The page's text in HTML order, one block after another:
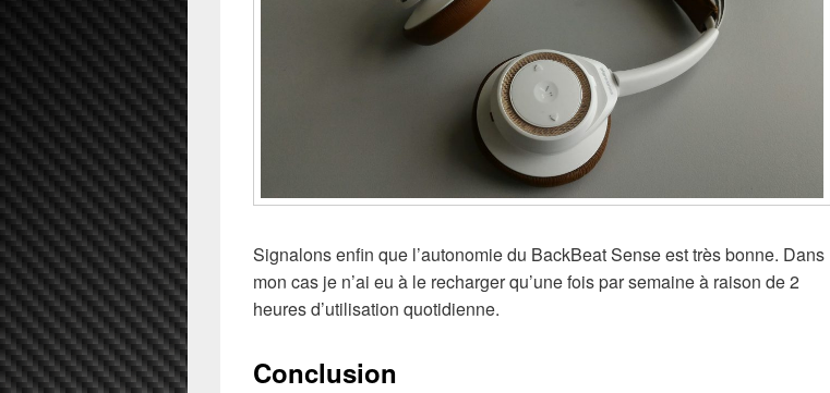
Signalons enfin que l’autonomie du BackBeat Sense est très bonne. Dans
mon cas je n’ai eu à le recharger qu’une fois par semaine à raison de 2
heures d’utilisation quotidienne.
Conclusion